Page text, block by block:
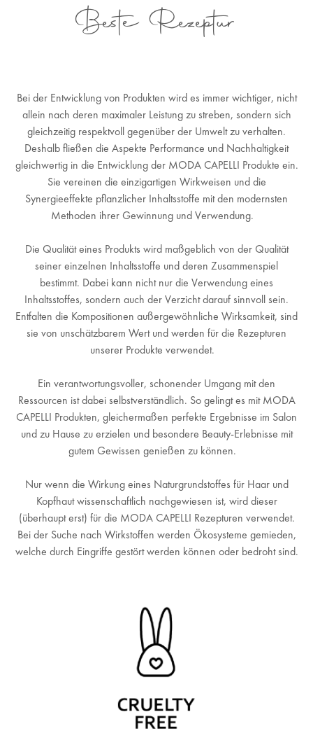
Beste Rezeptur
Bei der Entwicklung von Produkten wird es immer wichtiger, nicht
allein nach deren maximaler Leistung zu streben, sondern sich
gleichzeitig respektvoll gegenüber der Umwelt zu verhalten.
Deshalb fließen die Aspekte Performance und Nachhaltigkeit
gleichwertig in die Entwicklung der MODA CAPELLI Produkte ein.
Sie vereinen die einzigartigen Wirkweisen und die
Synergieeffekte pflanzlicher Inhaltsstoffe mit den modernsten
Methoden ihrer Gewinnung und Verwendung.
Die Qualität eines Produkts wird maßgeblich von der Qualität
seiner einzelnen Inhaltsstoffe und deren Zusammenspiel
bestimmt. Dabei kann nicht nur die Verwendung eines
Inhaltsstoffes, sondern auch der Verzicht darauf sinnvoll sein.
Entfalten die Kompositionen außergewöhnliche Wirksamkeit, sind
sie von unschätzbarem Wert und werden für die Rezepturen
unserer Produkte verwendet.
Ein verantwortungsvoller, schonender Umgang mit den
Ressourcen ist dabei selbstverständlich. So gelingt es mit MODA
CAPELLI Produkten, gleichermaßen perfekte Ergebnisse im Salon
und zu Hause zu erzielen und besondere Beauty-Erlebnisse mit
gutem Gewissen genießen zu können.
Nur wenn die Wirkung eines Naturgrundstoffes für Haar und
Kopfhaut wissenschaftlich nachgewiesen ist, wird dieser
(überhaupt erst) für die MODA CAPELLI Rezepturen verwendet.
Bei der Suche nach Wirkstoffen werden Ökosysteme gemieden,
welche durch Eingriffe gestört werden können oder bedroht sind.